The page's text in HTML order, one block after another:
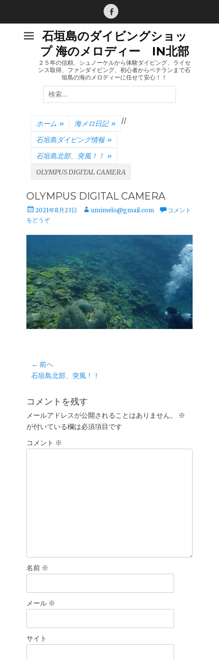
Facebook
石垣島のダイビングショッ
プ 海のメロディー IN北部
２５年の信頼、シュノーケルから体験ダイビング、ライセ
ンス取得、ファンダイビング、初心者からベテランまで石
垣島の海のメロディーに任せて安心！！
検
索:
ホーム » 海メロ日記 » /
石垣島ダイビング情報 »
/
石垣島北部、突風！！ »
OLYMPUS DIGITAL CAMERA
OLYMPUS DIGITAL CAMERA
投
稿
2021年8月23日
投 umimelo@gmail.com
コメント
をどうぞ
投
稿
ビ
ゲ
ー
シ
← 前へ
前
投
石垣島北部、突風！！
コメントを残す
メールアドレスが公開されることはありません。
※
が付いている欄は必須項目です
コメント ※
名前 ※
メール ※
サイト